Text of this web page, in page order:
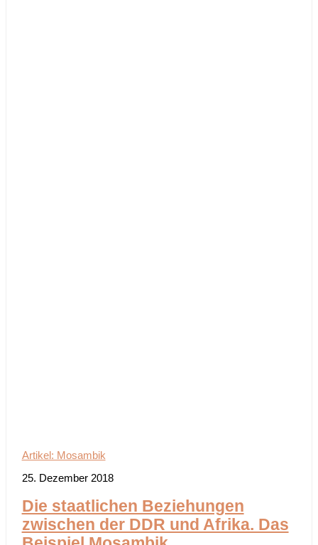
Artikel: Mosambik
25. Dezember 2018
Die staatlichen Beziehungen
zwischen der DDR und Afrika. Das